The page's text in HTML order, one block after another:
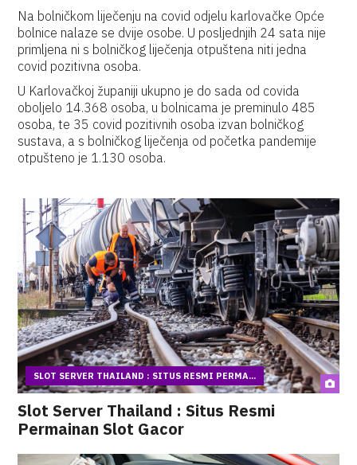
Na bolničkom liječenju na covid odjelu karlovačke Opće
bolnice nalaze se dvije osobe. U posljednjih 24 sata nije
primljena ni s bolničkog liječenja otpuštena niti jedna
covid pozitivna osoba.
U Karlovačkoj županiji ukupno je do sada od covida
oboljelo 14.368 osoba, u bolnicama je preminulo 485
osoba, te 35 covid pozitivnih osoba izvan bolničkog
sustava, a s bolničkog liječenja od početka pandemije
otpušteno je 1.130 osoba.
SLOT SERVER THAILAND : SITUS RESMI PERMA...
Slot Server Thailand : Situs Resmi
Permainan Slot Gacor